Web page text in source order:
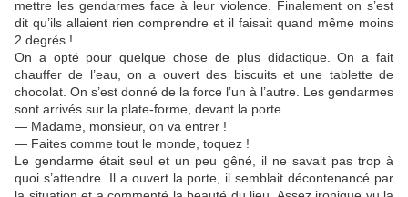
mettre les gendarmes face à leur violence. Finalement on s’est
dit qu’ils allaient rien comprendre et il faisait quand même moins
2 degrés !
On a opté pour quelque chose de plus didactique. On a fait
chauffer de l’eau, on a ouvert des biscuits et une tablette de
chocolat. On s’est donné de la force l’un à l’autre. Les gendarmes
sont arrivés sur la plate-forme, devant la porte.
— Madame, monsieur, on va entrer !
— Faites comme tout le monde, toquez !
Le gendarme était seul et un peu gêné, il ne savait pas trop à
quoi s’attendre. Il a ouvert la porte, il semblait décontenancé par